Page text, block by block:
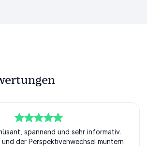
spannend und sehr informativ.
der Perspektivenwechsel muntern